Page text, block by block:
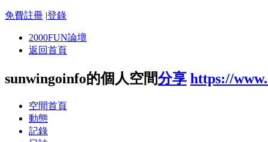
免費註冊 |登錄
2000FUN論壇
返回首頁
sunwingoinfo的個人空間分享 https://
空間首頁
動態
記錄